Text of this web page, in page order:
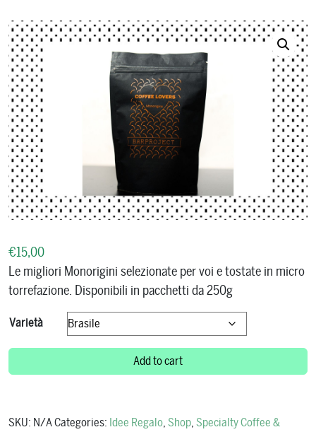
€15,00
Le migliori Monorigini selezionate per voi e tostate in micro
torrefazione. Disponibili in pacchetti da 250g
Varietà
Monorigine Coffee - 250g quantity
Add to cart
SKU: N/ACategories: Idee Regalo, Shop, Specialty Coffee &